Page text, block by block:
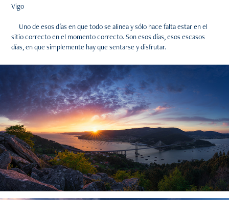
Vigo
Uno de esos días en que todo se alinea y sólo hace falta estar en el
sitio correcto en el momento correcto. Son esos días, esos escasos
días, en que simplemente hay que sentarse y disfrutar.